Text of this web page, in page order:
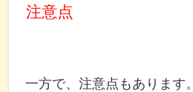
注意点
一方で、注意点もあります。